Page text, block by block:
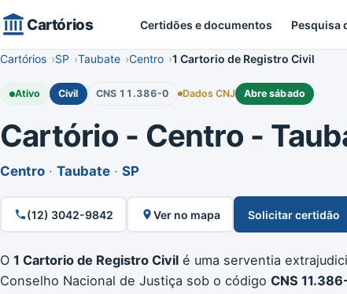
Cartórios Certidões e documentos Pesquisa
Cartórios SP Taubate Centro 1 Cartorio de Registro Civil
Ativo Civil CNS 11.386-0 Dados CNJ Abre sábado
Cartório - Centro -
Centro · Taubate · SP
(12) 3042-9842 Ver no mapa Solicitar certidão
O 1 Cartorio de Registro Civil é uma serventia
Conselho Nacional de Justiça sob o código CNS